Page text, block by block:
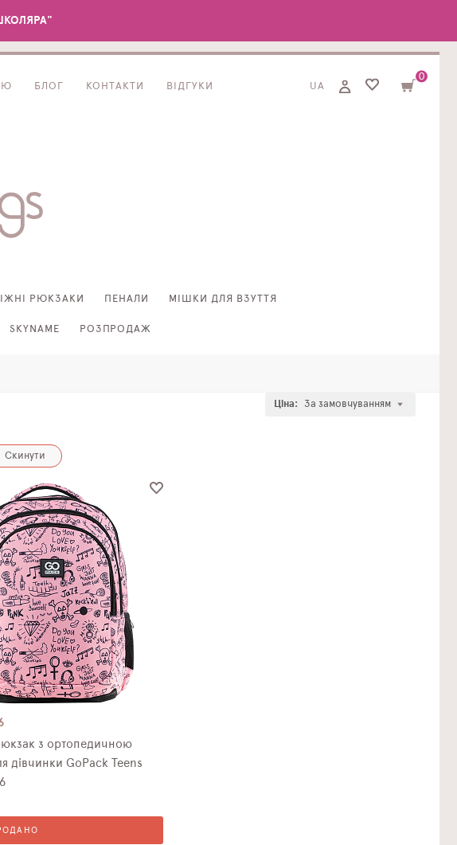
БЛОГ КОНТАКТИ ВІДГУКИ UA
0
РЮКЗАКИ ПЕНАЛИ МІШКИ ДЛЯ ВЗУТТЯ
SKYNAME РОЗПРОДАЖ
Ціна: За замовчуванням
Скинути
дівчинки GoPack Teens